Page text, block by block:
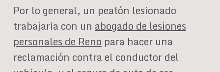
Por lo general, un peatón lesionado
trabajaría con un abogado de lesiones
personales de Renopara hacer una
reclamación contra el conductor del